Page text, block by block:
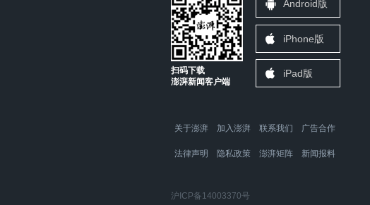
扫码下载
澎湃新闻客户端
Android版
iPhone版
iPad版
关于澎湃 加入澎湃 联系我们 广告合作
法律声明 隐私政策 澎湃矩阵 新闻报料
沪ICP备14003370号